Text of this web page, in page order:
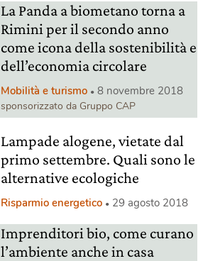
La Panda a biometano torna a
Rimini per il secondo anno
come icona della sostenibilità e
dell’economia circolare
Mobilità e turismo 8 novembre 2018
sponsorizzato da Gruppo CAP
Lampade alogene, vietate dal
primo settembre. Quali sono le
alternative ecologiche
Risparmio energetico 29 agosto 2018
Imprenditori bio, come curano
l’ambiente anche in casa